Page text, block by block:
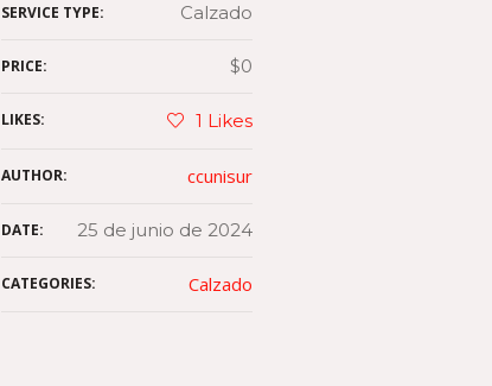
SERVICE TYPE: Calzado
PRICE: $0
LIKES: 1 Likes
AUTHOR: ccunisur
DATE: 25 de junio de 2024
CATEGORIES: Calzado